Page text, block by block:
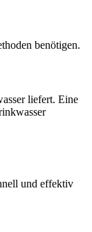
benötigen.
liefert. Eine
und effektiv